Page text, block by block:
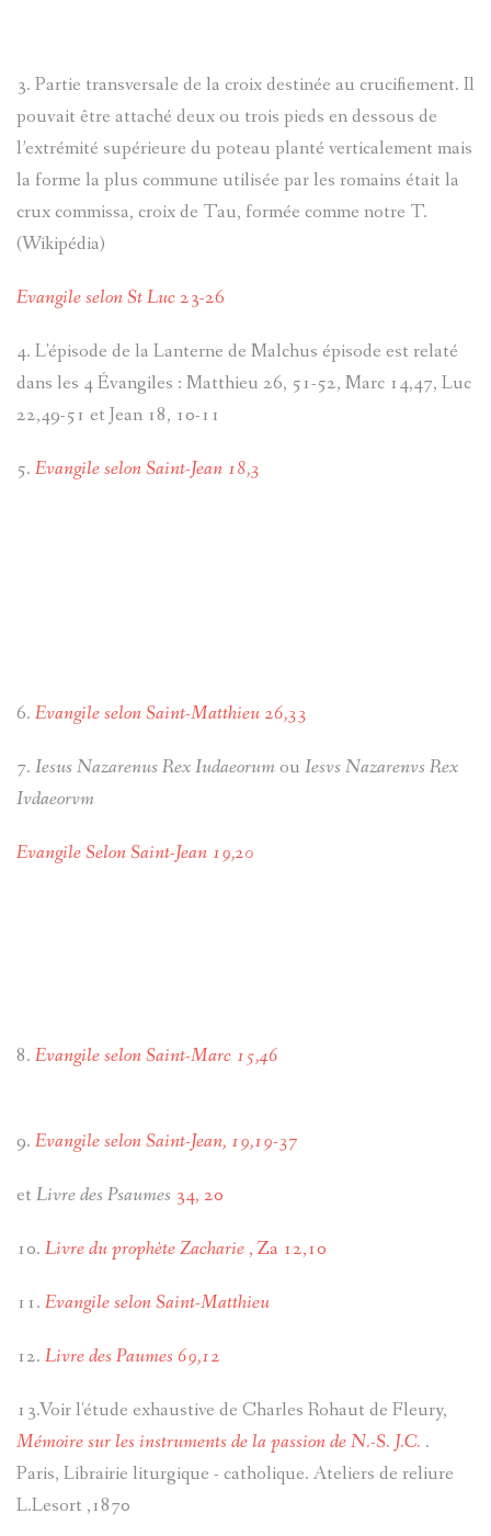
3. Partie transversale de la croix destinée au crucifiement. Il
pouvait être attaché deux ou trois pieds en dessous de
l’extrémité supérieure du poteau planté verticalement mais
la forme la plus commune utilisée par les romains était la
crux commissa, croix de Tau, formée comme notre T.
(Wikipédia)
Evangile selon St Luc23-26
4. L'épisode de la Lanterne de Malchus épisode est relaté
dans les 4 Évangiles : Matthieu 26, 51-52, Marc 14,47, Luc
22,49-51 et Jean 18, 10-11
5. Evangile selon Saint-Jean 18,3
6. Evangile selon Saint-Matthieu 26,33
7. Iesus Nazarenus Rex Iudaeorumou Iesvs Nazarenvs Rex
Ivdaeorvm
Evangile Selon Saint-Jean 19,20
8. Evangile selon Saint-Marc 15,46
9. Evangile selon Saint-Jean, 19,19-37
et Livre des Psaumes 34, 20
10. Livre du prophète Zacharie , Za 12,10
11. Evangile selon Saint-Matthieu
12. Livre des Paumes 69,12
13.Voir l'étude exhaustive de Charles Rohaut de Fleury,
Mémoire sur les instruments de la passion de N.-S. J.C. .
Paris, Librairie liturgique - catholique. Ateliers de reliure
L.Lesort ,1870